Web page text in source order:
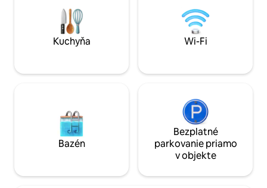
profesionálna kuchyňa na vlastné
použitie. Môžeme pre vás zabezpečiť
návštevy vinárstva a ochutnávky, kurzy
varenia a súkromné večere. NOVÁ
obyvateľ s miestnym hostiteľom!
19.00 hod., ak si
dostatočnom predstihu
parkovisko
Kuchyňa Wi-Fi
Bazén
Bezplatné
parkovanie priamo
v objekte